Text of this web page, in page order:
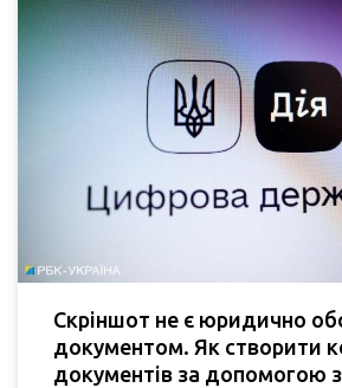
Скріншот не є юридично
документом. Як створити
документів за допомогою